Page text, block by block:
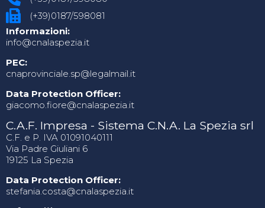
(+39)0187/598081
Informazioni:
info@cnalaspezia.it
PEC:
cnaprovinciale.sp@legalmail.it
Data Protection Officer:
giacomo.fiore@cnalaspezia.it
C.A.F. Impresa - Sistema C.N.A. La Spezia srl
C.F. e P. IVA 01091040111
Via Padre Giuliani 6
19125 La Spezia
Data Protection Officer:
stefania.costa@cnalaspezia.it